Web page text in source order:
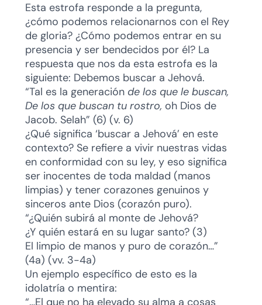
Esta estrofa responde a la pregunta,
¿cómo podemos relacionarnos con el Rey
de gloria? ¿Cómo podemos entrar en su
presencia y ser bendecidos por él? La
respuesta que nos da esta estrofa es la
siguiente: Debemos buscar a Jehová.
“Tal es la generación de los que le buscan,
De los que buscan tu rostro, oh Dios de
Jacob. Selah” (6) (v. 6)
¿Qué significa ‘buscar a Jehová’ en este
contexto? Se refiere a vivir nuestras vidas
en conformidad con su ley, y eso significa
ser inocentes de toda maldad (manos
limpias) y tener corazones genuinos y
sinceros ante Dios (corazón puro).
“¿Quién subirá al monte de Jehová?
¿Y quién estará en su lugar santo? (3)
El limpio de manos y puro de corazón…”
(4a) (vv. 3-4a)
Un ejemplo específico de esto es la
idolatría o mentira:
“…El que no ha elevado su alma a cosas